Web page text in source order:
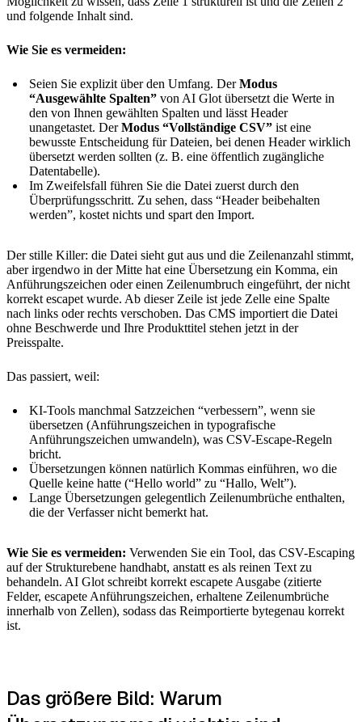
und folgende Inhalt sind.
Wie Sie es vermeiden:
Seien Sie explizit über den Umfang. DerModus
“Ausgewählte Spalten” von AI Glot übersetzt die Werte in
den von Ihnen gewählten Spalten und lässt Header
unangetastet. DerModus “Vollständige CSV” ist eine
bewusste Entscheidung für Dateien, bei denen Header wirklich
übersetzt werden sollten (z. B. eine öffentlich zugängliche
Datentabelle).
Im Zweifelsfall führen Sie die Datei zuerst durch den
Überprüfungsschritt. Zu sehen, dass “Header beibehalten
werden”, kostet nichts und spart den Import.
Der stille Killer: die Datei sieht gut aus und die Zeilenanzahl stimmt,
aber irgendwo in der Mitte hat eine Übersetzung ein Komma, ein
Anführungszeichen oder einen Zeilenumbruch eingeführt, der nicht
korrekt escapet wurde. Ab dieser Zeile ist jede Zelle eine Spalte
nach links oder rechts verschoben. Das CMS importiert die Datei
ohne Beschwerde und Ihre Produkttitel stehen jetzt in der
Preisspalte.
Das passiert, weil:
KI-Tools manchmal Satzzeichen “verbessern”, wenn sie
übersetzen (Anführungszeichen in typografische
Anführungszeichen umwandeln), was CSV-Escape-Regeln
bricht.
Übersetzungen können natürlich Kommas einführen, wo die
Quelle keine hatte (“Hello world” zu “Hallo, Welt”).
Lange Übersetzungen gelegentlich Zeilenumbrüche enthalten,
die der Verfasser nicht bemerkt hat.
Wie Sie es vermeiden: Verwenden Sie ein Tool, das CSV-Escaping
auf der Strukturebene handhabt, anstatt es als reinen Text zu
behandeln. AI Glot schreibt korrekt escapete Ausgabe (zitierte
Felder, escapete Anführungszeichen, erhaltene Zeilenumbrüche
innerhalb von Zellen), sodass das Reimportierte bytegenau korrekt
ist.
Das größere Bild: Warum